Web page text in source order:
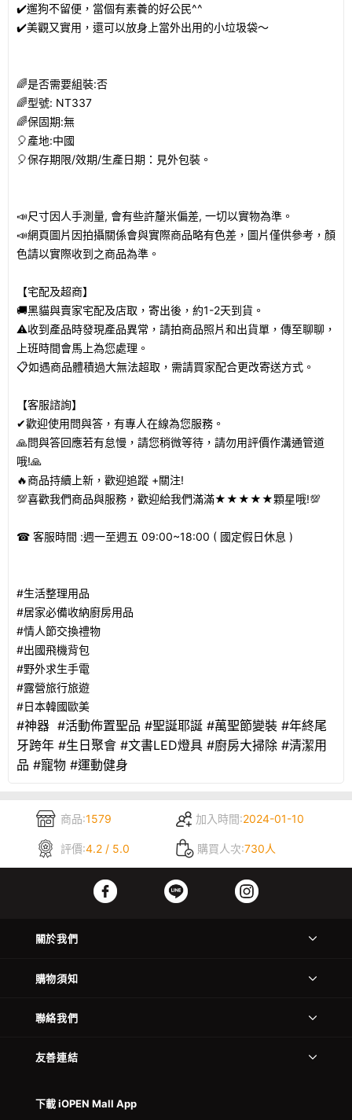
✔️遛狗不留便，當個有素養的好公民^^
✔️美觀又實用，還可以放身上當外出用的小垃圾袋～
🌈是否需要組裝:否
🌈型號: NT337
🌈保固期:無
🎈產地:中國
🎈保存期限/效期/生產日期：見外包裝。
📣尺寸因人手測量, 會有些許釐米偏差, 一切以實物為準。
📣網頁圖片因拍攝關係會與實際商品略有色差，圖片僅供參考，顏
色請以實際收到之商品為準。
【宅配及超商】
🚚黑貓與賣家宅配及店取，寄出後，約1-2天到貨。
⚠收到產品時發現產品異常，請拍商品照片和出貨單，傳至聊聊，
上班時間會馬上為您處理。
📋如遇商品體積過大無法超取，需請買家配合更改寄送方式。
【客服諮詢】
✔歡迎使用問與答，有專人在線為您服務。
🙏問與答回應若有怠慢，請您稍微等待，請勿用評價作溝通管道
哦!🙏
🔥商品持續上新，歡迎追蹤 +關注!
💯喜歡我們商品與服務，歡迎給我們滿滿★★★★★顆星哦!💯
☎ 客服時間 :週一至週五 09:00~18:00 ( 國定假日休息 )
#生活整理用品
#居家必備收納廚房用品
#情人節交換禮物
#出國飛機背包
#野外求生手電
#露營旅行旅遊
#日本韓國歐美
#神器 #活動佈置聖品 #聖誕耶誕 #萬聖節變裝 #年終尾
牙跨年 #生日聚會 #文書LED燈具 #廚房大掃除 #清潔用
品 #寵物 #運動健身
商品:1579 加入時間:2024-01-10
評價:4.2 / 5.0 購買人次:730人
關於我們
購物須知
聯絡我們
友善連結
下載 iOPEN Mall App